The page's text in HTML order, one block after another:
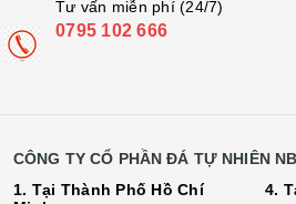
Tư vấn miễn phí (24/7)
0795 102 666
CÔNG TY CỔ PHẦN ĐÁ TỰ NHIÊN NB
1. Tại Thành Phố Hồ Chí
4.